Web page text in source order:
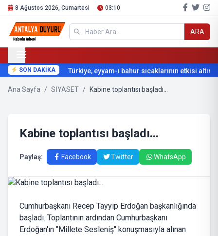
8 Ağustos 2026, Cumartesi 03:10
ARA
SON DAKİKA Türkiye, eyyam-ı bahur sıcaklarının etkisi altına
Ana Sayfa / SİYASET / Kabine toplantısı başladı...
Kabine toplantısı başladı...
Paylaş: Facebook Twitter WhatsApp
Cumhurbaşkanı Recep Tayyip Erdoğan başkanlığında
başladı. Toplantının ardından Cumhurbaşkanı
Erdoğan'ın "Millete Sesleniş" konuşmasıyla alınan